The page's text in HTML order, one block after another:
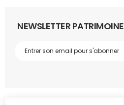
NEWSLETTER PATRIMOINE